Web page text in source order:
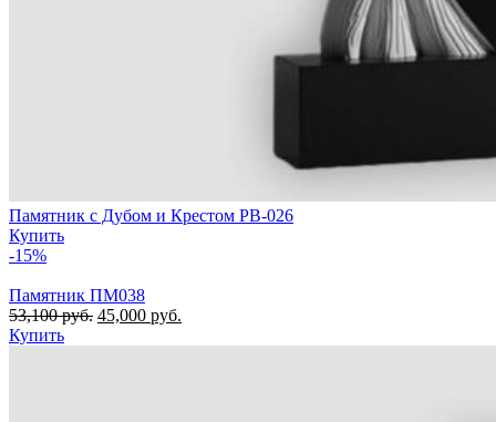
Памятник с Дубом и Крестом РВ-026
Купить
-15%
Памятник ПМ038
53,100руб. 45,000 руб.
Купить